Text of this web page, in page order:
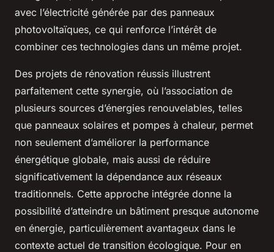
avec l’électricité générée par des panneaux
photovoltaïques, ce qui renforce l’intérêt de
combiner ces technologies dans un même projet.
Des projets de rénovation réussis illustrent
parfaitement cette synergie, où l’association de
plusieurs sources d’énergies renouvelables, telles
que panneaux solaires et pompes à chaleur, permet
non seulement d’améliorer la performance
énergétique globale, mais aussi de réduire
significativement la dépendance aux réseaux
traditionnels. Cette approche intégrée donne la
possibilité d’atteindre un bâtiment presque autonome
en énergie, particulièrement avantageux dans le
contexte actuel de transition écologique. Pour en